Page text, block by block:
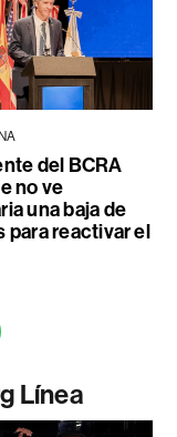
del BCRA
no ve
una baja de
para reactivar el
Línea